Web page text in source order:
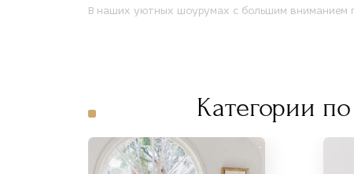
В наших уютных шоурумах с большим вниманием
Категории